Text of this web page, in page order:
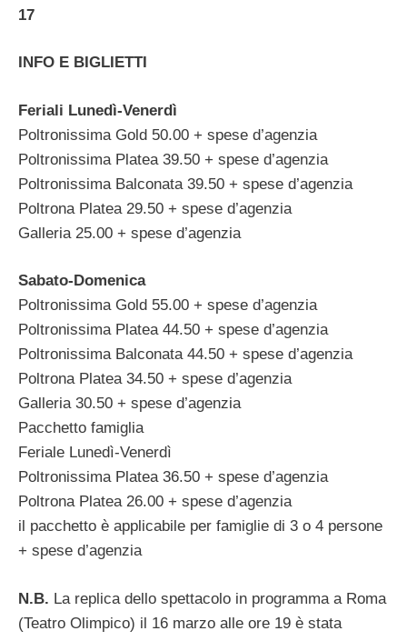
17
INFO E BIGLIETTI
Feriali Lunedì-Venerdì
Poltronissima Gold 50.00 + spese d’agenzia
Poltronissima Platea 39.50 + spese d’agenzia
Poltronissima Balconata 39.50 + spese d’agenzia
Poltrona Platea 29.50 + spese d’agenzia
Galleria 25.00 + spese d’agenzia
Sabato-Domenica
Poltronissima Gold 55.00 + spese d’agenzia
Poltronissima Platea 44.50 + spese d’agenzia
Poltronissima Balconata 44.50 + spese d’agenzia
Poltrona Platea 34.50 + spese d’agenzia
Galleria 30.50 + spese d’agenzia
Pacchetto famiglia
Feriale Lunedì-Venerdì
Poltronissima Platea 36.50 + spese d’agenzia
Poltrona Platea 26.00 + spese d’agenzia
il pacchetto è applicabile per famiglie di 3 o 4 persone
+ spese d’agenzia
N.B. La replica dello spettacolo in programma a Roma
(Teatro Olimpico) il 16 marzo alle ore 19 è stata